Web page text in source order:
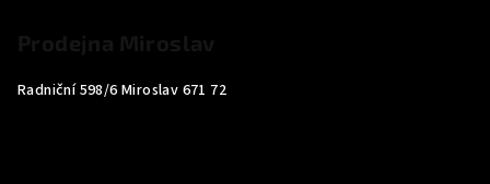
Radniční 598/6 Miroslav 671 72